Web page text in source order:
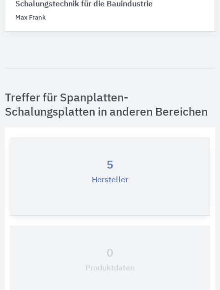
Gebäude-Bauteile
Schalungstechnik für die Bauindustrie
Max Frank
Treffer für Spanplatten-
Schalungsplatten in anderen Bereichen
5
Hersteller
0
Produktdaten